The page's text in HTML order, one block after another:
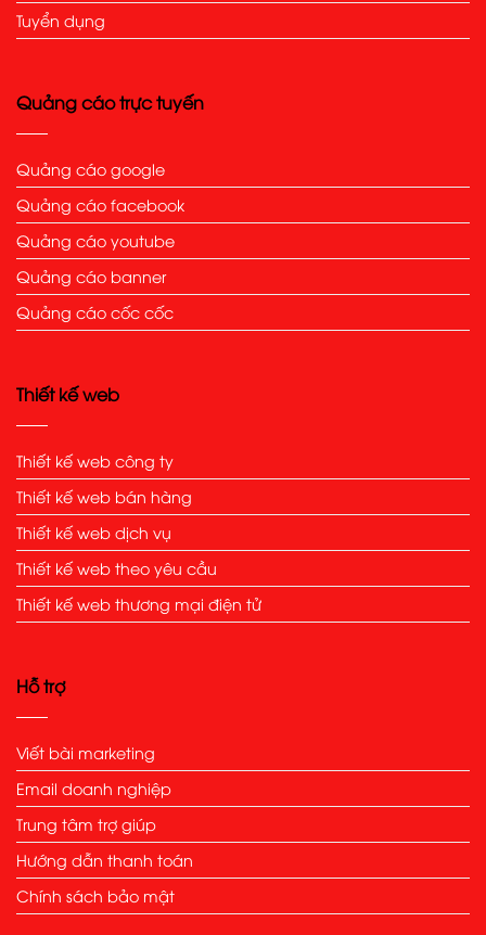
Tuyển dụng
Quảng cáo trực tuyến
Quảng cáo google
Quảng cáo facebook
Quảng cáo youtube
Quảng cáo banner
Quảng cáo cốc cốc
Thiết kế web
Thiết kế web công ty
Thiết kế web bán hàng
Thiết kế web dịch vụ
Thiết kế web theo yêu cầu
Thiết kế web thương mại điện tử
Hỗ trợ
Viết bài marketing
Email doanh nghiệp
Trung tâm trợ giúp
Hướng dẫn thanh toán
Chính sách bảo mật